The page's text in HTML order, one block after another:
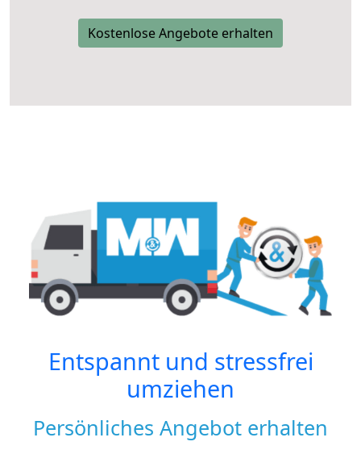
Kostenlose Angebote erhalten
Entspannt und stressfrei
umziehen
Persönliches Angebot erhalten